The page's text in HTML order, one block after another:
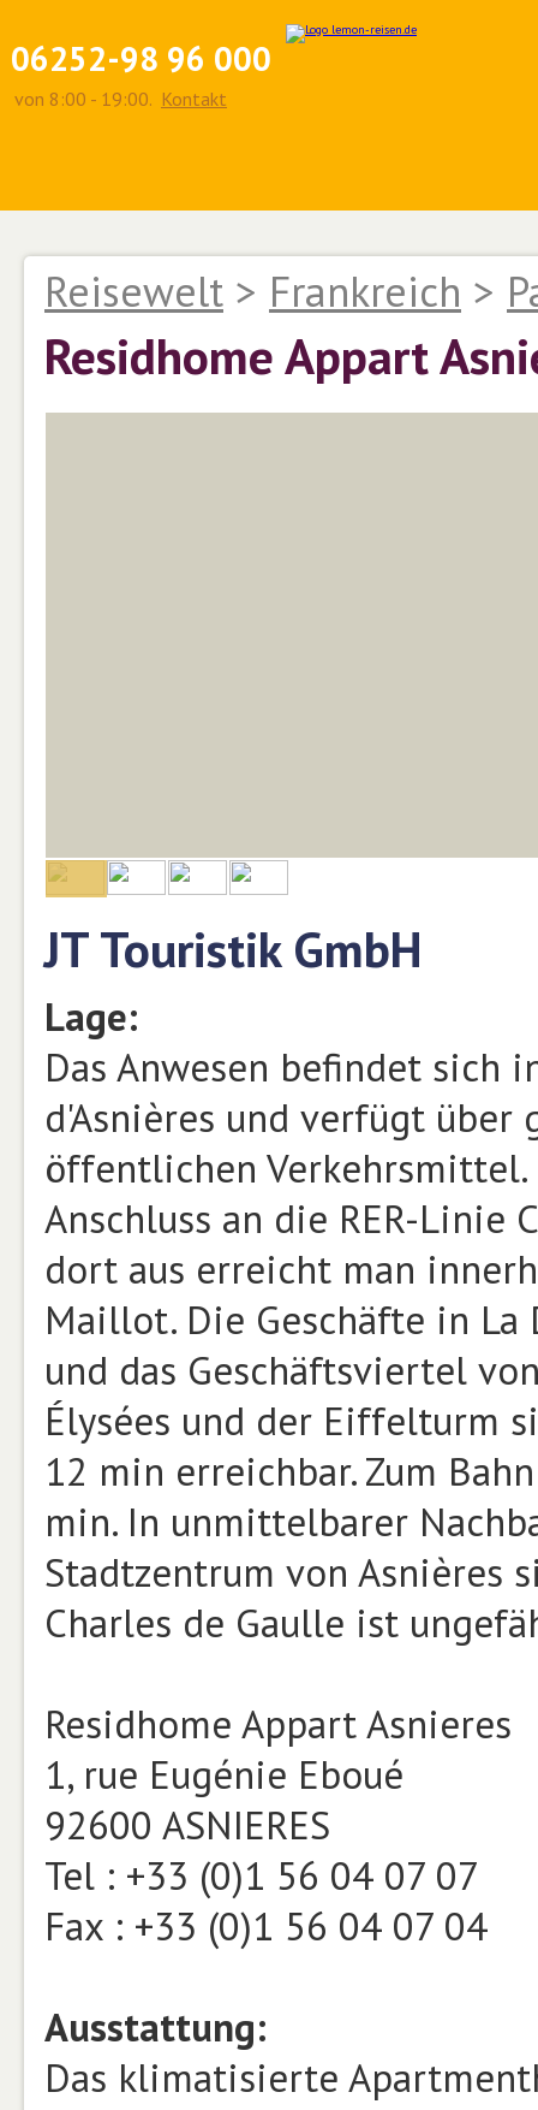
06252-98 96 000
von 8:00 - 19:00. Kontakt
Reisewelt > Frankreich >
Residhome Appart
JT Touristik GmbH
Lage:
Das Anwesen befindet sich
d'Asnières und verfügt über
öffentlichen
Anschluss an die RER-
dort aus erreicht man
Maillot. Die Geschäfte in La
und das Geschäftsviertel
Élysées und der Eiffelturm
12 min erreichbar. Zum
min. In unmittelbarer
Stadtzentrum von Asnières
Charles de Gaulle ist
Residhome Appart Asnieres
1, rue Eugénie Eboué
92600 ASNIERES
Tel : +33 (0)1 56 04 07 07
Fax : +33 (0)1 56 04 07 04
Ausstattung:
Das klimatisierte